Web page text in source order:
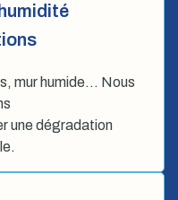
mur humide… Nous
une dégradation